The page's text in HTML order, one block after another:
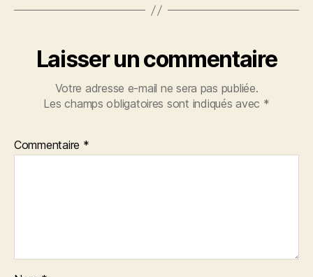
Laisser un commentaire
Votre adresse e-mail ne sera pas publiée.
Les champs obligatoires sont indiqués avec *
Commentaire *